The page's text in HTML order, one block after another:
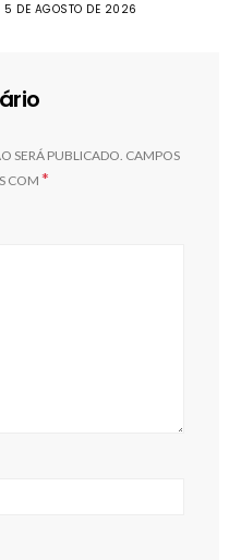
5 DE AGOSTO DE 2026
SERÁ PUBLICADO. CAMPOS
COM *